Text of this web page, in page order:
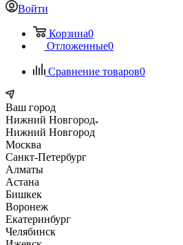
Войти
Корзина0
Отложенные0
Сравнение товаров0
Ваш город
Нижний Новгород
Нижний Новгород
Москва
Санкт-Петербург
Алматы
Астана
Бишкек
Воронеж
Екатеринбург
Челябинск